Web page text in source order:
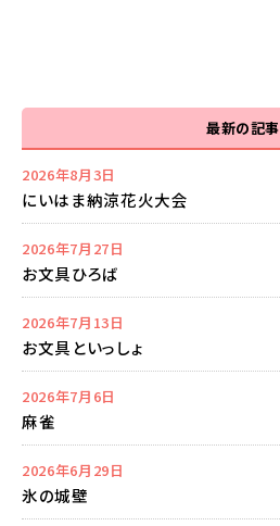
最新の記事
2026年8月3日
にいはま納涼花火大会
2026年7月27日
お文具ひろば
2026年7月13日
お文具といっしょ
2026年7月6日
麻雀
2026年6月29日
氷の城壁